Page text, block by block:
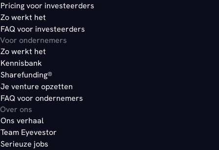
Pricing voor investeerders
Zo werkt het
FAQ voor investeerders
Voor ondernemers
Zo werkt het
Kennisbank
Sharefunding®
Je venture opzetten
FAQ voor ondernemers
Over ons
Ons verhaal
Team Eyevestor
Serieuze jobs